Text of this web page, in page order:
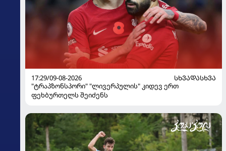
17:29/09-08-2026
ᲡᲮᲕᲐᲓᲐᲡᲮᲕᲐ
"ტრაპზონსპორი" "ლივერპულის" კიდევ ერთ
ფეხბურთელს შეიძენს